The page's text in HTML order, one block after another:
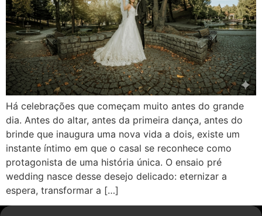
Há celebrações que começam muito antes do grande
dia. Antes do altar, antes da primeira dança, antes do
brinde que inaugura uma nova vida a dois, existe um
instante íntimo em que o casal se reconhece como
protagonista de uma história única. O ensaio pré
wedding nasce desse desejo delicado: eternizar a
espera, transformar a […]